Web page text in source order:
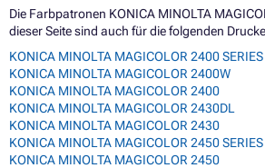
Die Farbpatronen KONICA MINOLTA
dieser Seite sind auch für die folgenden
KONICA MINOLTA MAGICOLOR 2400 SERIES
KONICA MINOLTA MAGICOLOR 2400W
KONICA MINOLTA MAGICOLOR 2400
KONICA MINOLTA MAGICOLOR 2430DL
KONICA MINOLTA MAGICOLOR 2430
KONICA MINOLTA MAGICOLOR 2450 SERIES
KONICA MINOLTA MAGICOLOR 2450